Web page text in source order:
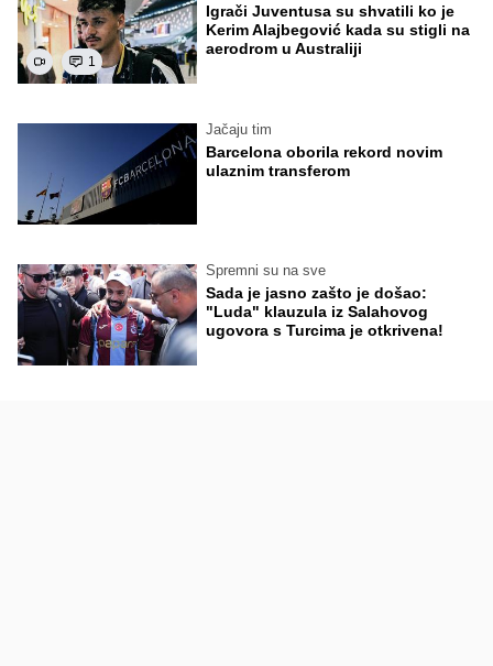
1
Igrači Juventusa su shvatili ko je
Kerim Alajbegović kada su stigli na
aerodrom u Australiji
Jačaju tim
Barcelona oborila rekord novim
ulaznim transferom
Spremni su na sve
Sada je jasno zašto je došao:
"Luda" klauzula iz Salahovog
ugovora s Turcima je otkrivena!